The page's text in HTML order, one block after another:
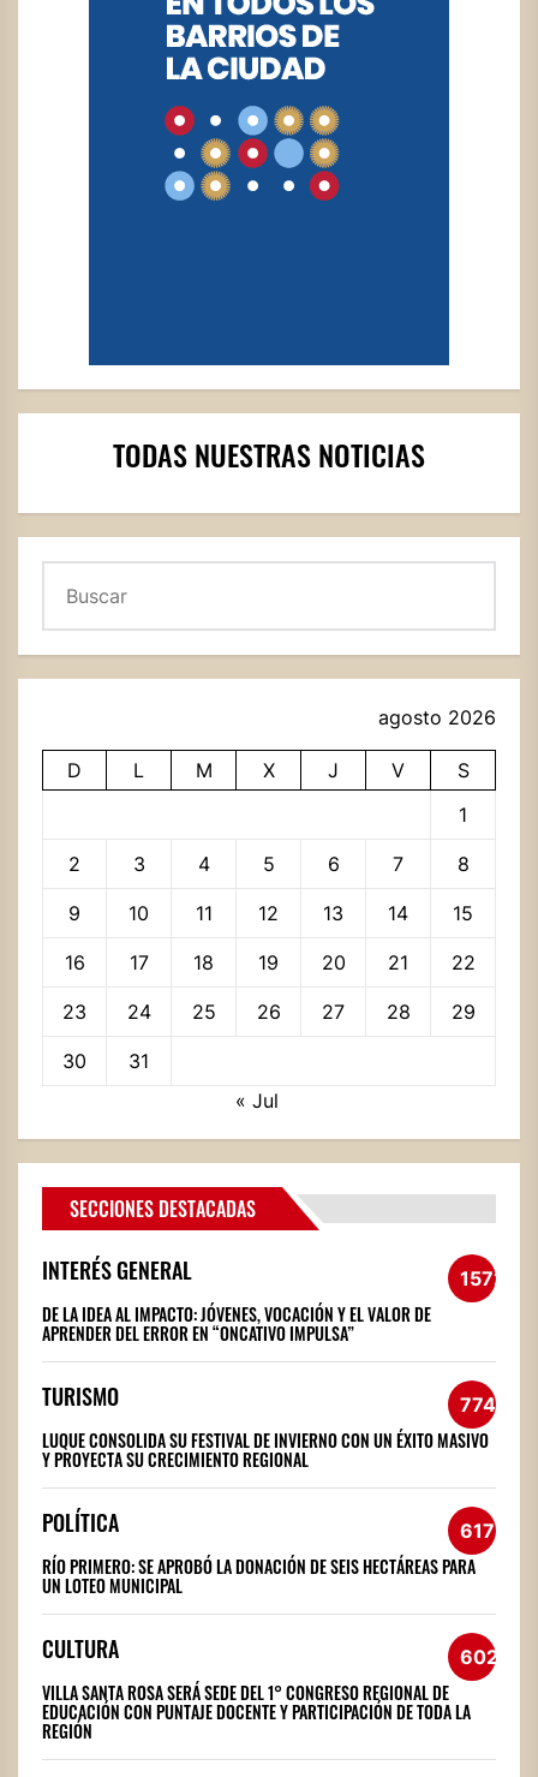
TODAS NUESTRAS NOTICIAS
agosto 2026
D L M X J V
S
1
2 3 4 5 6 7 8
9 10 11 12 13 14 15
16 17 18 19 20 21 22
23 24 25 26 27 28 29
30
31
« Jul
SECCIONES DESTACADAS
INTERÉS GENERAL 1572
DE LA IDEA AL IMPACTO: JÓVENES, VOCACIÓN Y EL VALOR DE
APRENDER DEL ERROR EN “ONCATIVO IMPULSA”
TURISMO 774
LUQUE CONSOLIDA SU FESTIVAL DE INVIERNO CON UN ÉXITO MASIVO
Y PROYECTA SU CRECIMIENTO REGIONAL
POLÍTICA 617
RÍO PRIMERO: SE APROBÓ LA DONACIÓN DE SEIS HECTÁREAS PARA
UN LOTEO MUNICIPAL
CULTURA 602
VILLA SANTA ROSA SERÁ SEDE DEL 1° CONGRESO REGIONAL DE
EDUCACIÓN CON PUNTAJE DOCENTE Y PARTICIPACIÓN DE TODA LA
REGIÓN